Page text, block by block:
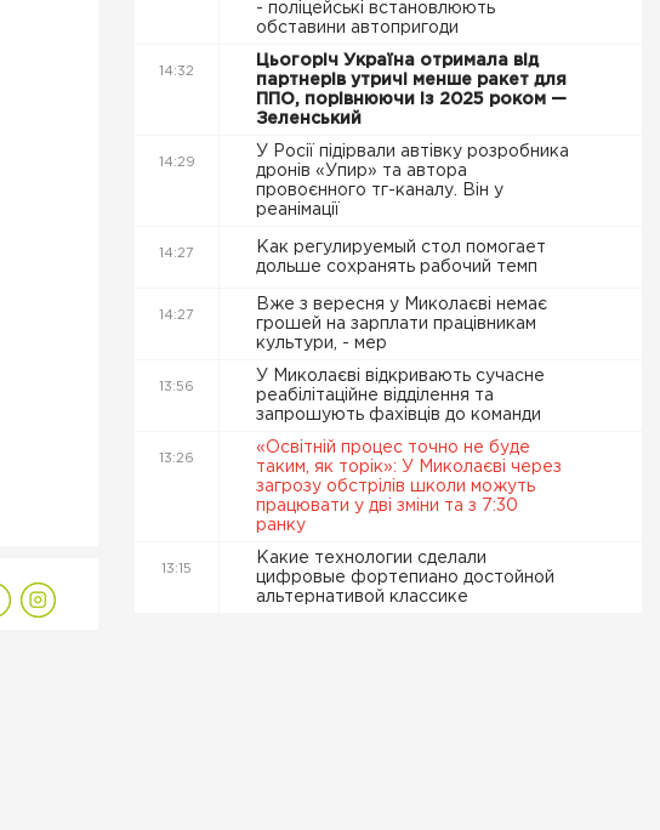
- поліцейські встановлюють
обставини автопригоди
14:32
Цьогоріч Україна отримала від
партнерів утричі менше ракет для
ППО, порівнюючи із 2025 роком —
Зеленський
14:29
У Росії підірвали автівку розробника
дронів «Упир» та автора
провоєнного тг-каналу. Він у
реанімації
14:27
Как регулируемый стол помогает
дольше сохранять рабочий темп
14:27
Вже з вересня у Миколаєві немає
грошей на зарплати працівникам
культури, - мер
13:56
У Миколаєві відкривають сучасне
реабілітаційне відділення та
запрошують фахівців до команди
13:26
«Освітній процес точно не буде
таким, як торік»: У Миколаєві через
загрозу обстрілів школи можуть
працювати у дві зміни та з 7:30
ранку
13:15
Какие технологии сделали
цифровые фортепиано достойной
альтернативой классике